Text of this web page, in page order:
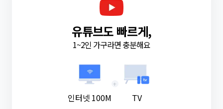
유튜브도 빠르게,
1~2인 가구라면 충분해요
인터넷 100M
+
TV